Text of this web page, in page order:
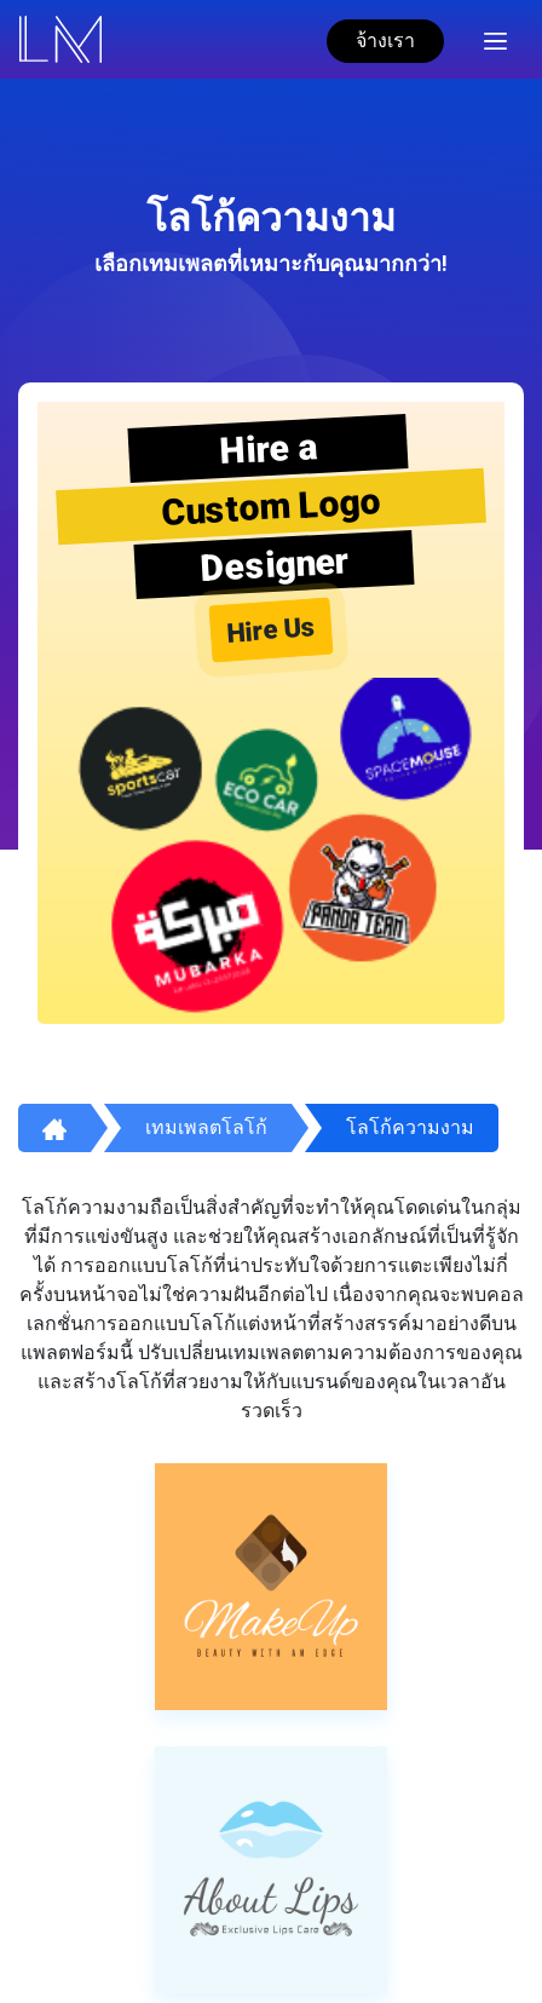
จ้างเรา
โลโก้ความงาม
เลือกเทมเพลตที่เหมาะกับคุณมากกว่า!
Hire a
Custom Logo
Designer
Hire Us
เทมเพลตโลโก้ โลโก้ความงาม
โลโก้ความงามถือเป็นสิ่งสำคัญที่จะทำให้คุณโดดเด่นในกลุ่ม
ที่มีการแข่งขันสูง และช่วยให้คุณสร้างเอกลักษณ์ที่เป็นที่รู้จัก
ได้ การออกแบบโลโก้ที่น่าประทับใจด้วยการแตะเพียงไม่กี่
ครั้งบนหน้าจอไม่ใช่ความฝันอีกต่อไป เนื่องจากคุณจะพบคอล
เลกชั่นการออกแบบโลโก้แต่งหน้าที่สร้างสรรค์มาอย่างดีบน
แพลตฟอร์มนี้ ปรับเปลี่ยนเทมเพลตตามความต้องการของคุณ
และสร้างโลโก้ที่สวยงามให้กับแบรนด์ของคุณในเวลาอัน
รวดเร็ว